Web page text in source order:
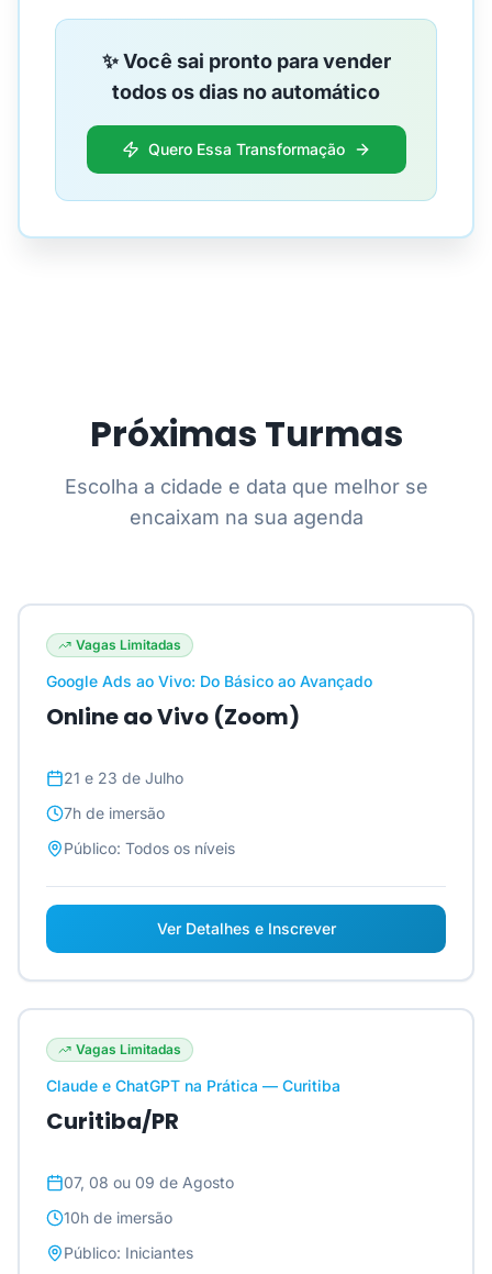
✨ Você sai pronto para vender
todos os dias no automático
Quero Essa Transformação
Próximas Turmas
Escolha a cidade e data que melhor se
encaixam na sua agenda
Vagas Limitadas
Google Ads ao Vivo: Do Básico ao Avançado
Online ao Vivo (Zoom)
21 e 23 de Julho
7h de imersão
Público: Todos os níveis
Ver Detalhes e Inscrever
Vagas Limitadas
Claude e ChatGPT na Prática — Curitiba
Curitiba/PR
07, 08 ou 09 de Agosto
10h de imersão
Público: Iniciantes